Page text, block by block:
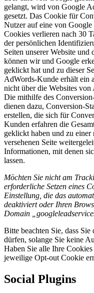
gelangt, wird von Google
gesetzt. Das Cookie für
Nutzer auf eine von
Cookies verlieren nach 30
der persönlichen
Seiten unserer Website
können wir und Google
geklickt hat und zu dieser
AdWords-Kunde erhält ein
nicht über die Websites
Die mithilfe des
dienen dazu, Conversion-
erstellen, die sich für
Kunden erfahren die
geklickt haben und zu
versehenen Seite
Informationen, mit denen
lassen.
Möchten Sie nicht am
erforderliche Setzen eines
Einstellung, die das
deaktiviert oder Ihren
Domain
Bitte beachten Sie, dass
dürfen, solange Sie keine
Haben Sie alle Ihre
jeweilige Opt-out Cookie
Social Plugins